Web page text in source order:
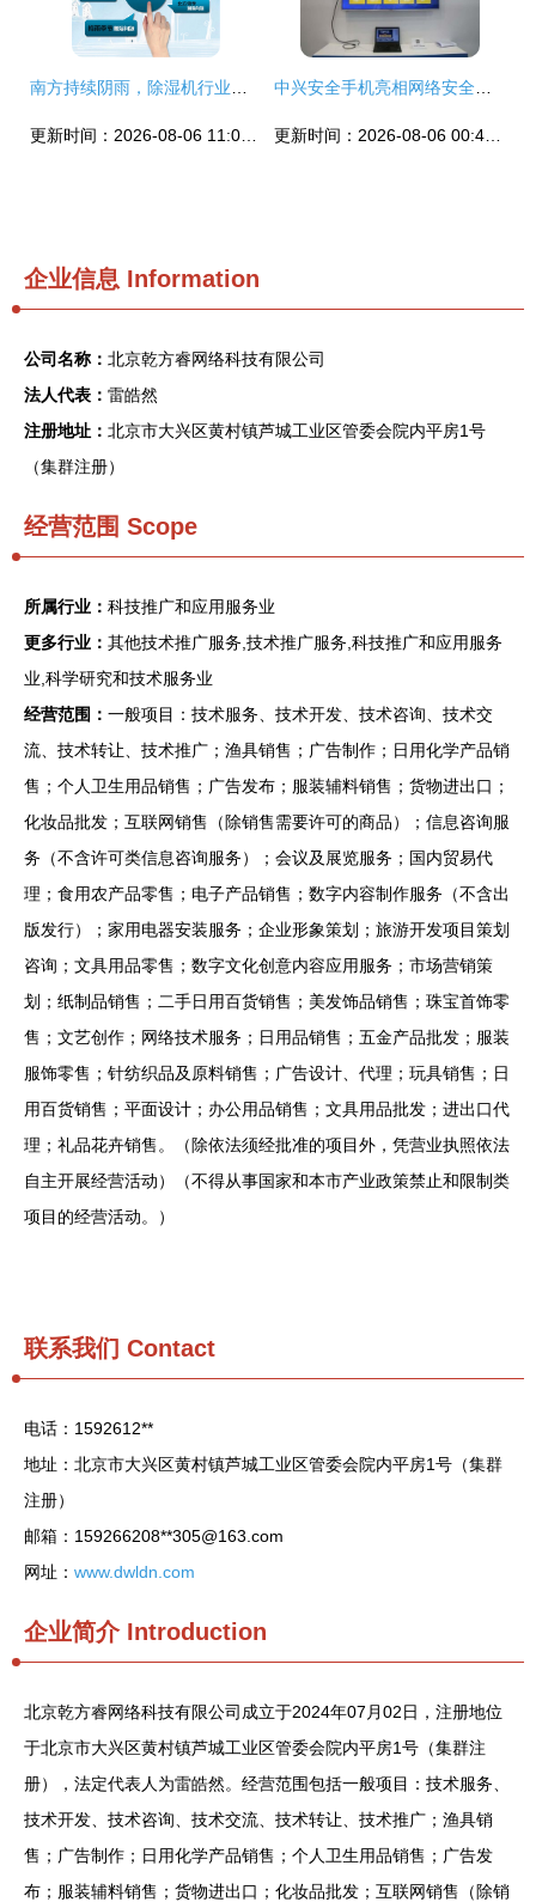
企业信息 Information
公司名称： 北京乾方睿网络科技有限公司
法人代表： 雷皓然
注册地址： 北京市大兴区黄村镇芦城工业区管委会院内平房1号
（集群注册）
经营范围 Scope
所属行业： 科技推广和应用服务业
更多行业： 其他技术推广服务,技术推广服务,科技推广和应用服务
业,科学研究和技术服务业
经营范围： 一般项目：技术服务、技术开发、技术咨询、技术交
流、技术转让、技术推广；渔具销售；广告制作；日用化学产品销
售；个人卫生用品销售；广告发布；服装辅料销售；货物进出口；
化妆品批发；互联网销售（除销售需要许可的商品）；信息咨询服
务（不含许可类信息咨询服务）；会议及展览服务；国内贸易代
理；食用农产品零售；电子产品销售；数字内容制作服务（不含出
版发行）；家用电器安装服务；企业形象策划；旅游开发项目策划
咨询；文具用品零售；数字文化创意内容应用服务；市场营销策
划；纸制品销售；二手日用百货销售；美发饰品销售；珠宝首饰零
售；文艺创作；网络技术服务；日用品销售；五金产品批发；服装
服饰零售；针纺织品及原料销售；广告设计、代理；玩具销售；日
用百货销售；平面设计；办公用品销售；文具用品批发；进出口代
理；礼品花卉销售。（除依法须经批准的项目外，凭营业执照依法
自主开展经营活动）（不得从事国家和本市产业政策禁止和限制类
项目的经营活动。）
联系我们 Contact
电话：1592612**
地址：北京市大兴区黄村镇芦城工业区管委会院内平房1号（集群
注册）
邮箱：159266208**305@163.com
网址： www.dwldn.com
企业简介Introduction
北京乾方睿网络科技有限公司成立于2024年07月02日，注册地位
于北京市大兴区黄村镇芦城工业区管委会院内平房1号（集群注
册），法定代表人为雷皓然。经营范围包括一般项目：技术服务、
技术开发、技术咨询、技术交流、技术转让、技术推广；渔具销
售；广告制作；日用化学产品销售；个人卫生用品销售；广告发
布；服装辅料销售；货物进出口；化妆品批发；互联网销售（除销